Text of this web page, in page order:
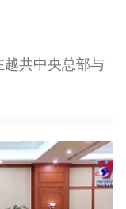
越共中央总部与